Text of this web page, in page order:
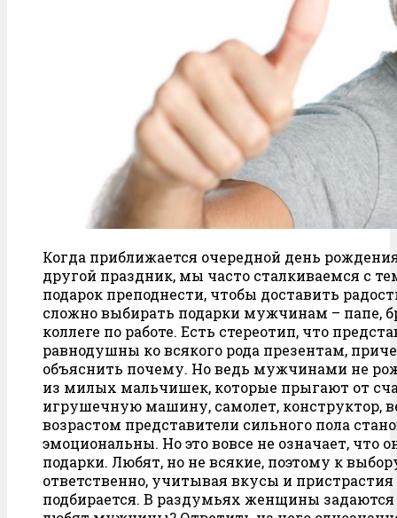
Когда приближается очередной день
другой праздник, мы часто сталкиваемся с
подарок преподнести, чтобы доставить
сложно выбирать подарки мужчинам – папе,
коллеге по работе. Есть стереотип, что
равнодушны ко всякого рода презентам,
объяснить почему. Но ведь мужчинами не
из милых мальчишек, которые прыгают от
игрушечную машину, самолет, конструктор,
возрастом представители сильного пола
эмоциональны. Но это вовсе не означает, что
подарки. Любят, но не всякие, поэтому к
ответственно, учитывая вкусы и пристрастия
подбирается. В раздумьях женщины задаются